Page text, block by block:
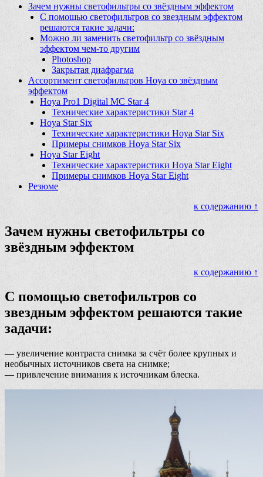
Зачем нужны светофильтры со звёздным эффектом
С помощью светофильтров со звездным эффектом
решаются такие задачи:
Можно ли заменить светофильтр со звёздным
эффектом чем-то другим
Photoshop
Закрытая диафрагма
Ассортимент светофильтров Hoya со звёздным
эффектом
Hoya Pro1 Digital MC Star 4
Технические характеристики Star 4
Hoya Star Six
Технические характеристики Hoya Star Six
Примеры снимков Hoya Star Six
Hoya Star Eight
Технические характеристики Hoya Star Eight
Примеры снимков Hoya Star Eight
Резюме
к содержанию ↑
Зачем нужны светофильтры со
звёздным эффектом
к содержанию ↑
С помощью светофильтров со
звездным эффектом решаются такие
задачи:
— увеличение контраста снимка за счёт более крупных и
необычных источников света на снимке;
— привлечение внимания к источникам блеска.